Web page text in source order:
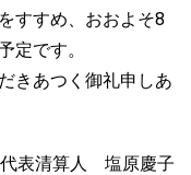
すすめ、おおよそ8
定です。
きあつく御礼申しあ
表清算人 塩原慶子